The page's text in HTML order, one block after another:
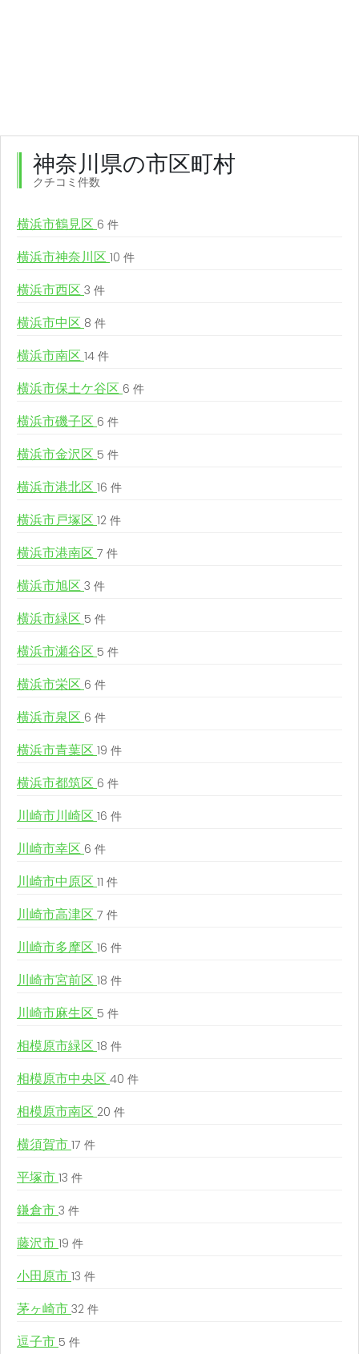
神奈川県の市区町村
クチコミ件数
横浜市鶴見区 6 件
横浜市神奈川区 10 件
横浜市西区 3 件
横浜市中区 8 件
横浜市南区 14 件
横浜市保土ケ谷区 6 件
横浜市磯子区 6 件
横浜市金沢区 5 件
横浜市港北区 16 件
横浜市戸塚区 12 件
横浜市港南区 7 件
横浜市旭区 3 件
横浜市緑区 5 件
横浜市瀬谷区 5 件
横浜市栄区 6 件
横浜市泉区 6 件
横浜市青葉区 19 件
横浜市都筑区 6 件
川崎市川崎区 16 件
川崎市幸区 6 件
川崎市中原区 11 件
川崎市高津区 7 件
川崎市多摩区 16 件
川崎市宮前区 18 件
川崎市麻生区 5 件
相模原市緑区 18 件
相模原市中央区 40 件
相模原市南区 20 件
横須賀市 17 件
平塚市 13 件
鎌倉市 3 件
藤沢市 19 件
小田原市 13 件
茅ヶ崎市 32 件
逗子市 5 件